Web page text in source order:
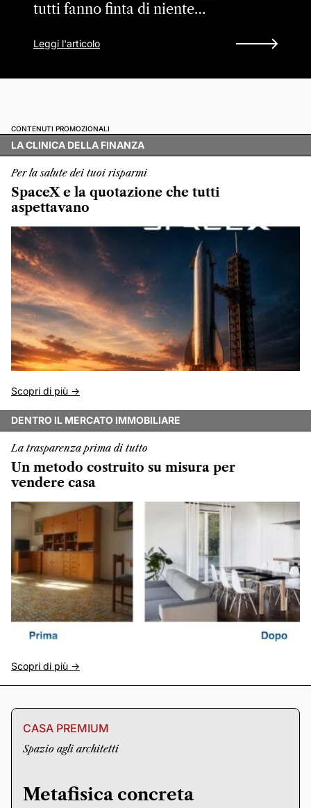
tutti fanno finta di niente…
Leggi l'articolo
CONTENUTI PROMOZIONALI
LA CLINICA DELLA FINANZA
Per la salute dei tuoi risparmi
SpaceX e la quotazione che tutti
aspettavano
Scopri di più ->
DENTRO IL MERCATO IMMOBILIARE
La trasparenza prima di tutto
Un metodo costruito su misura per
vendere casa
Scopri di più ->
CASA PREMIUM
Spazio agli architetti
Metafisica concreta